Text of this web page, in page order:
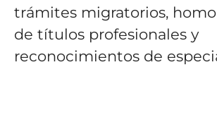
trámites migratorios,
de títulos profesionales y
reconocimientos de